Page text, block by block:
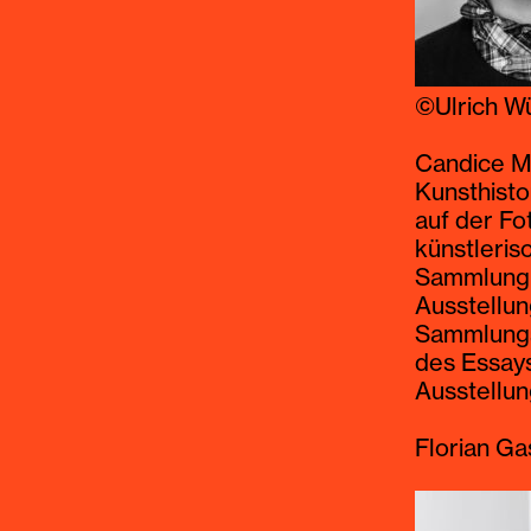
Er wurde
als beste
für
McCoy
oder
mit dem
©Ulrich
Candice
auf der
des
Florian